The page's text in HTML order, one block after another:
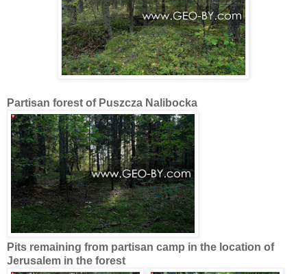
Partisan forest of Puszcza Nalibocka
Pits remaining from partisan camp in the location of
Jerusalem in the forest